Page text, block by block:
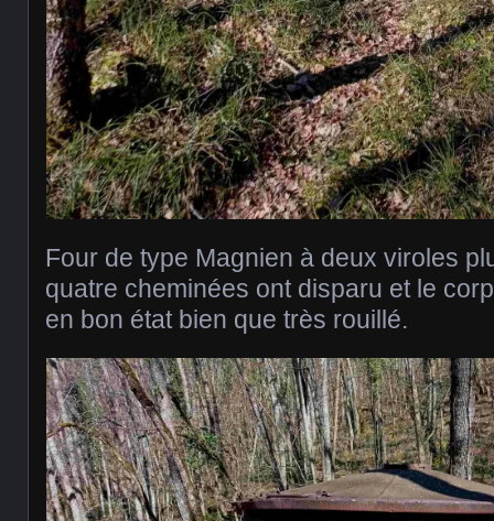
Four de type Magnien à deux viroles
quatre cheminées ont disparu et le
en bon état bien que très rouillé.